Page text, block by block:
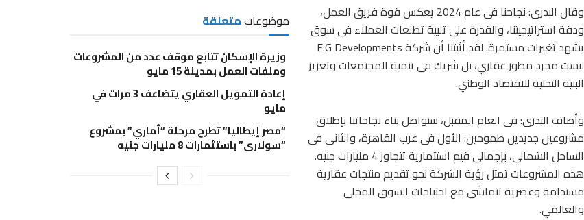
موضوعاتمتعلقة
وزيرة الإسكان تتابع موقف عدد من المشروعات
وملفات العمل بمدينة 15 مايو
إعادة التمويل العقاري يتضاعف 3 مرات في
مايو
“مصر إيطاليا” تطرح مرحلة “أماري” بمشروع
“سولاري” باستثمارات 8 مليارات جنيه
وقال البدرى: نجاحنا فى عام 2024 يعكس قوة فريق العمل،
ودقة استراتيجيتنا، والقدرة على تلبية تطلعات العملاء فى سوق
يشهد تغيرات مستمرة. لقد أثبتنا أن شركة F.G Developments
ليست مجرد مطور عقاري، بل شريك فى تنمية المجتمعات وتعزيز
البنية التحتية للاقتصاد الوطني.
وأضاف البدرى: فى العام المقبل، سنواصل بناء نجاحاتنا بإطلاق
مشروعين جديدين طموحين: الأول فى غرب القاهرة، والثانى فى
الساحل الشمالي، بإجمالى قيم استثمارية تتجاوز 4 مليارات جنيه.
هذه المشروعات تمثل رؤية الشركة نحو تقديم منتجات عقارية
مستدامة وعصرية تتماشى مع احتياجات السوق المحلى
والعالمي.